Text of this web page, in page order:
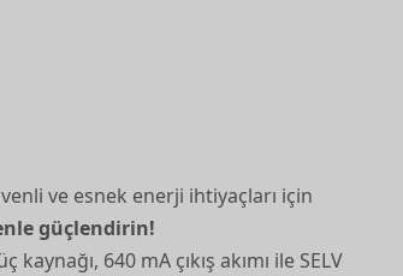
ve esnek enerji ihtiyaçları için
güçlendirin!
640 mA çıkış akımı ile SELV